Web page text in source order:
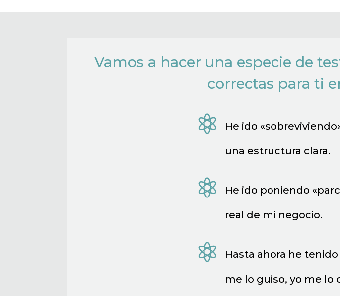
Vamos a hacer una especie de
correctas para ti
 He ido
una estructura clara.
 He ido poniendo
real de mi negocio.
 Hasta ahora he
me lo guiso, yo me lo